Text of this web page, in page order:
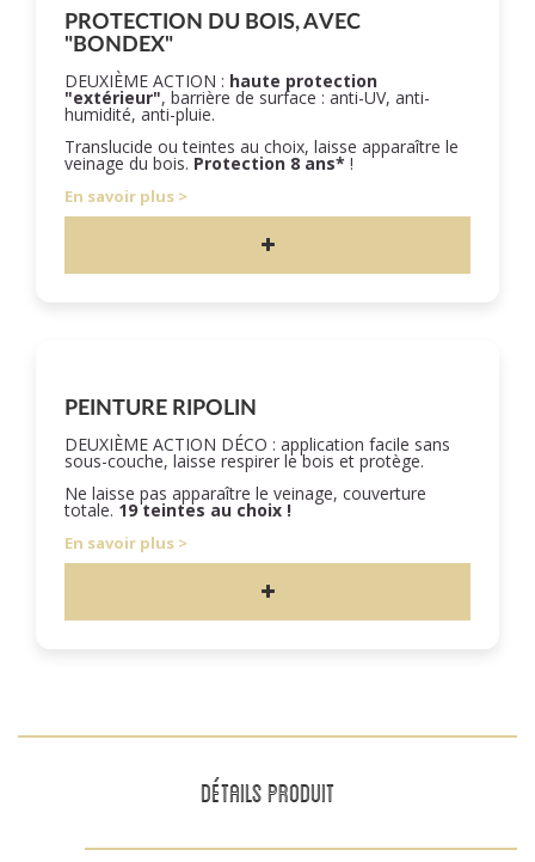
PROTECTION DU BOIS, AVEC
"BONDEX"
DEUXIÈME ACTION : haute protection
"extérieur", barrière de surface : anti-UV, anti-
humidité, anti-pluie.
Translucide ou teintes au choix, laisse apparaître le
veinage du bois. Protection 8 ans* !
En savoir plus
PEINTURE RIPOLIN
DEUXIÈME ACTION DÉCO : application facile sans
sous-couche, laisse respirer le bois et protège.
Ne laisse pas apparaître le veinage, couverture
totale. 19 teintes au choix !
En savoir plus
DÉTAILS PRODUIT